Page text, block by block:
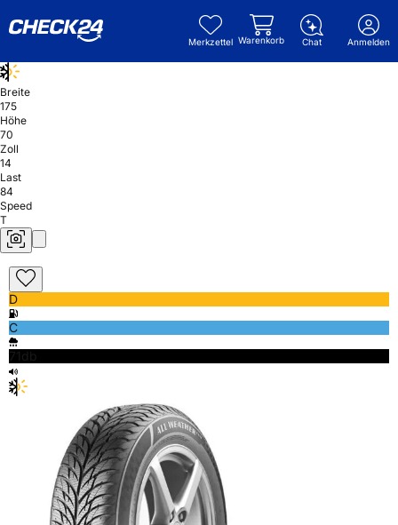
Merkzettel Warenkorb Chat Anmelden
Breite
175
Höhe
70
Zoll
14
Last
84
Speed
T
D
C
71db